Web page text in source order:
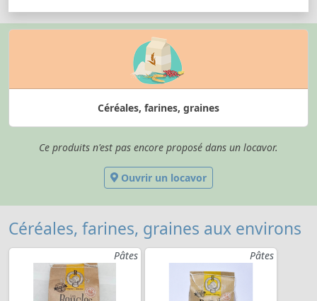
Céréales, farines, graines
Ce produits n'est pas encore proposé dans un locavor.
Ouvrir un locavor
Céréales, farines, graines aux environs
Pâtes Pâtes